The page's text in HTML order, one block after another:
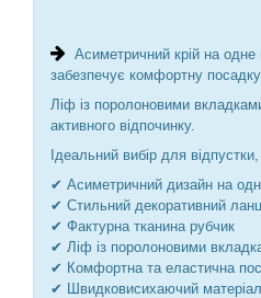
Асиметричний крій на
забезпечує комфортну посадку.
Ліф із поролоновими
активного відпочинку.
Ідеальний вибір для
✔ Асиметричний дизайн на
✔ Стильний декоративний
✔ Фактурна тканина рубчик
✔ Ліф із поролоновими
✔ Комфортна та еластична
✔ Швидковисихаючий матеріал